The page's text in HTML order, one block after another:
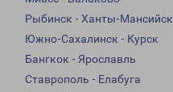
Рыбинск - Ханты-Мансийск
Южно-Сахалинск - Курск
Бангкок - Ярославль
Ставрополь - Елабуга